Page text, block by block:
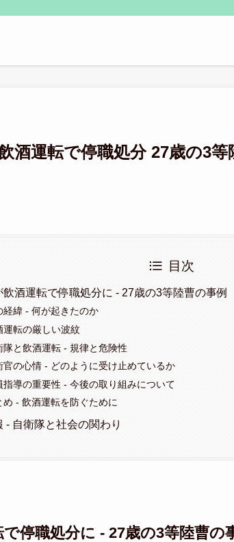
酒運転で停職処分 27歳の3
目次
飲酒運転で停職処分に - 27歳の3等陸曹の事例
経緯 - 何が起きたのか
運転の厳しい波紋
隊と飲酒運転 - 規律と危険性
官の心情 - どのように受け止めているか
指導の重要性 - 今後の取り組みについて
め - 飲酒運転を防ぐために
- 自衛隊と社会の関わり
停職処分に - 27歳の3等陸曹の